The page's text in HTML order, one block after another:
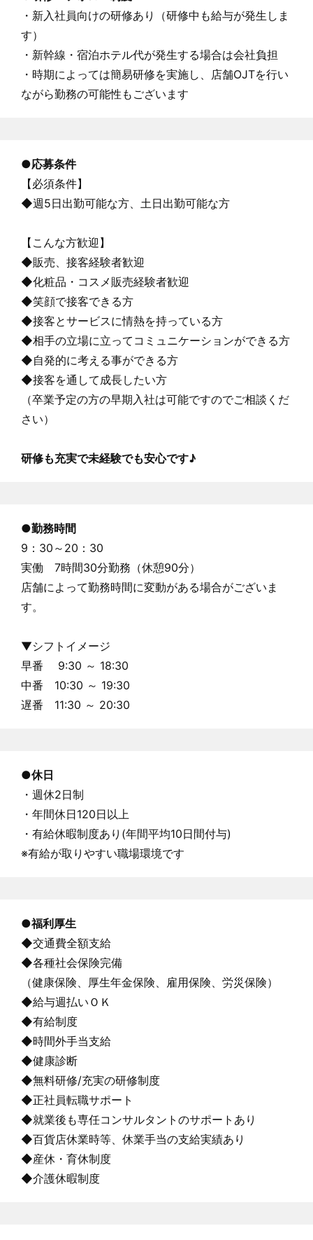
・新入社員向けの研修あり（研修中も給与が発生しま
す）
・新幹線・宿泊ホテル代が発生する場合は会社負担
・時期によっては簡易研修を実施し、店舗OJTを行い
ながら勤務の可能性もございます
●応募条件
【必須条件】
◆週5日出勤可能な方、土日出勤可能な方
【こんな方歓迎】
◆販売、接客経験者歓迎
◆化粧品・コスメ販売経験者歓迎
◆笑顔で接客できる方
◆接客とサービスに情熱を持っている方
◆相手の立場に立ってコミュニケーションができる方
◆自発的に考える事ができる方
◆接客を通して成長したい方
（卒業予定の方の早期入社は可能ですのでご相談くだ
さい）
研修も充実で未経験でも安心です♪
●勤務時間
9：30～20：30
実働 7時間30分勤務（休憩90分）
店舗によって勤務時間に変動がある場合がございま
す。
▼シフトイメージ
早番 9:30 ～ 18:30
中番 10:30 ～ 19:30
遅番 11:30 ～ 20:30
●休日
・週休2日制
・年間休日120日以上
・有給休暇制度あり(年間平均10日間付与)
※有給が取りやすい職場環境です
●福利厚生
◆交通費全額支給
◆各種社会保険完備
（健康保険、厚生年金保険、雇用保険、労災保険）
◆給与週払いＯＫ
◆有給制度
◆時間外手当支給
◆健康診断
◆無料研修/充実の研修制度
◆正社員転職サポート
◆就業後も専任コンサルタントのサポートあり
◆百貨店休業時等、休業手当の支給実績あり
◆産休・育休制度
◆介護休暇制度